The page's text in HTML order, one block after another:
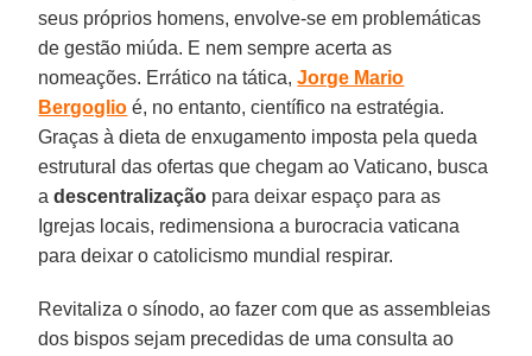
seus próprios homens, envolve-se em problemáticas
de gestão miúda. E nem sempre acerta as
nomeações. Errático na tática,Jorge Mario
Bergoglio é, no entanto, científico na estratégia.
Graças à dieta de enxugamento imposta pela queda
estrutural das ofertas que chegam ao Vaticano, busca
adescentralização para deixar espaço para as
Igrejas locais, redimensiona a burocracia vaticana
para deixar o catolicismo mundial respirar.
Revitaliza o sínodo, ao fazer com que as assembleias
dos bispos sejam precedidas de uma consulta ao